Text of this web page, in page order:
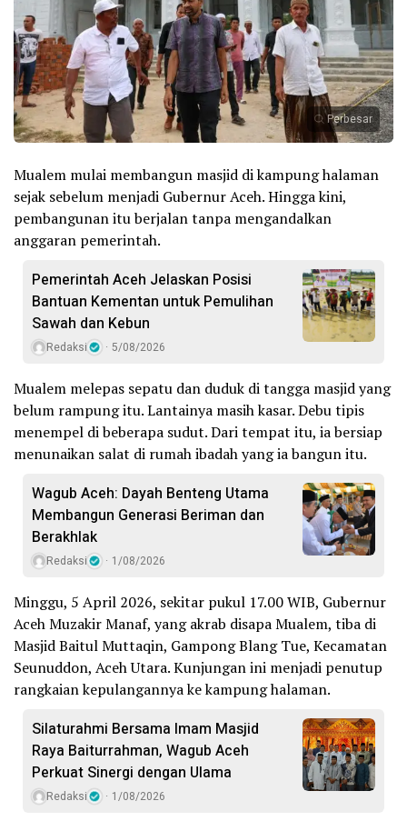
Perbesar
Mualem mulai membangun masjid di kampung halaman
sejak sebelum menjadi Gubernur Aceh. Hingga kini,
pembangunan itu berjalan tanpa mengandalkan
anggaran pemerintah.
Pemerintah Aceh Jelaskan Posisi
Bantuan Kementan untuk Pemulihan
Sawah dan Kebun
Redaksi 5/08/2026
Mualem melepas sepatu dan duduk di tangga masjid yang
belum rampung itu. Lantainya masih kasar. Debu tipis
menempel di beberapa sudut. Dari tempat itu, ia bersiap
menunaikan salat di rumah ibadah yang ia bangun itu.
Wagub Aceh: Dayah Benteng Utama
Membangun Generasi Beriman dan
Berakhlak
Redaksi 1/08/2026
Minggu, 5 April 2026, sekitar pukul 17.00 WIB, Gubernur
Aceh Muzakir Manaf, yang akrab disapa Mualem, tiba di
Masjid Baitul Muttaqin, Gampong Blang Tue, Kecamatan
Seunuddon, Aceh Utara. Kunjungan ini menjadi penutup
rangkaian kepulangannya ke kampung halaman.
Silaturahmi Bersama Imam Masjid
Raya Baiturrahman, Wagub Aceh
Perkuat Sinergi dengan Ulama
Redaksi 1/08/2026